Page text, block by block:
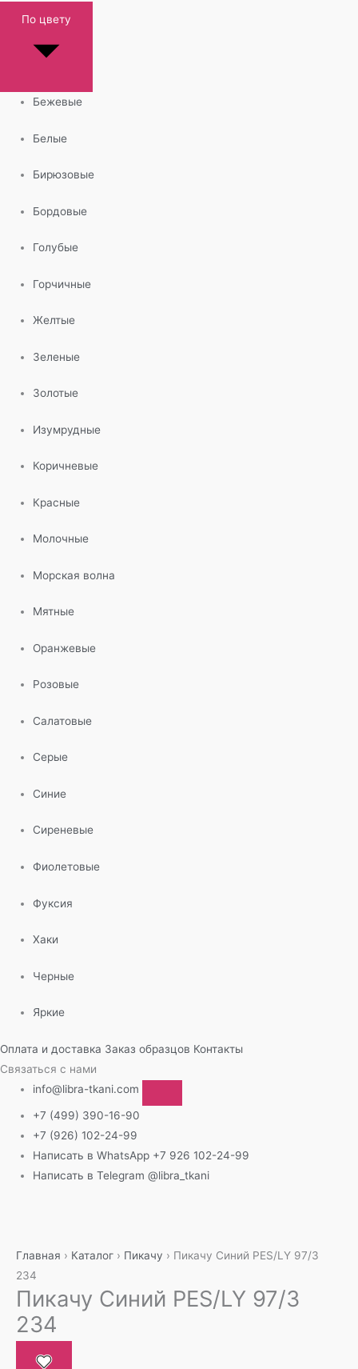
По цвету
Бежевые
Белые
Бирюзовые
Бордовые
Голубые
Горчичные
Желтые
Зеленые
Золотые
Изумрудные
Коричневые
Красные
Молочные
Морская волна
Мятные
Оранжевые
Розовые
Салатовые
Серые
Синие
Сиреневые
Фиолетовые
Фуксия
Хаки
Черные
Яркие
Оплата и доставка Заказ образцов Контакты
Связаться с нами
info@libra-tkani.com
+7 (499) 390-16-90
+7 (926) 102-24-99
Написать в WhatsApp +7 926 102-24-99
Написать в Telegram @libra_tkani
содержимому
Главная › Каталог › Пикачу › Пикачу Синий PES/LY 97/3
234
Пикачу Синий PES/LY 97/3
234